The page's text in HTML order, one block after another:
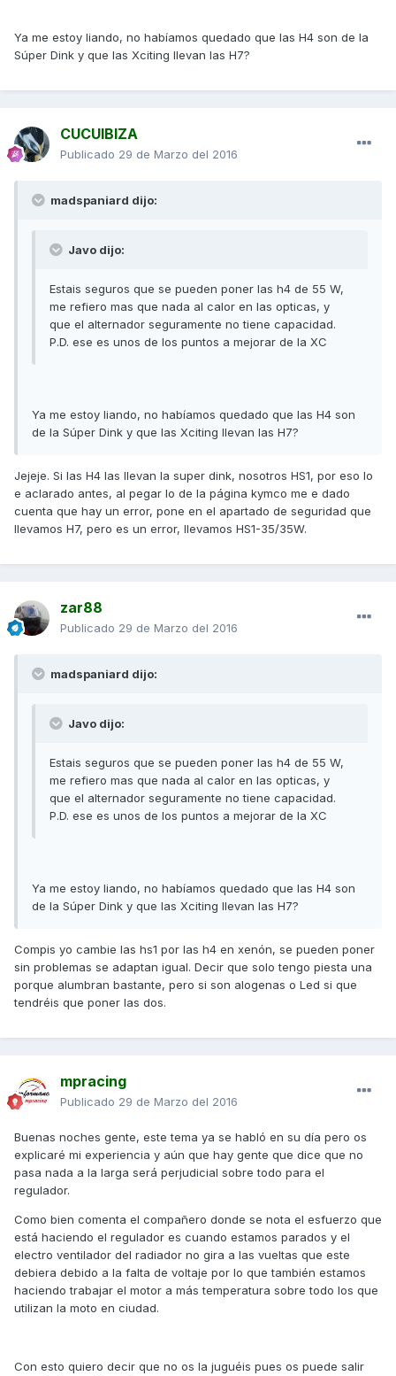
Ya me estoy liando, no habíamos quedado que las H4 son de la
Súper Dink y que las Xciting llevan las H7?
CUCUIBIZA
Publicado 29 de Marzo del 2016
madspaniard dijo:
Javo dijo:
Estais seguros que se pueden poner las h4 de 55 W,
me refiero mas que nada al calor en las opticas, y
que el alternador seguramente no tiene capacidad.
P.D. ese es unos de los puntos a mejorar de la XC
Ya me estoy liando, no habíamos quedado que las H4 son
de la Súper Dink y que las Xciting llevan las H7?
Jejeje. Si las H4 las llevan la super dink, nosotros HS1, por eso lo
e aclarado antes, al pegar lo de la página kymco me e dado
cuenta que hay un error, pone en el apartado de seguridad que
llevamos H7, pero es un error, llevamos HS1-35/35W.
zar88
Publicado 29 de Marzo del 2016
madspaniard dijo:
Javo dijo:
Estais seguros que se pueden poner las h4 de 55 W,
me refiero mas que nada al calor en las opticas, y
que el alternador seguramente no tiene capacidad.
P.D. ese es unos de los puntos a mejorar de la XC
Ya me estoy liando, no habíamos quedado que las H4 son
de la Súper Dink y que las Xciting llevan las H7?
Compis yo cambie las hs1 por las h4 en xenón, se pueden poner
sin problemas se adaptan igual. Decir que solo tengo piesta una
porque alumbran bastante, pero si son alogenas o Led si que
tendréis que poner las dos.
mpracing
Publicado 29 de Marzo del 2016
Buenas noches gente, este tema ya se habló en su día pero os
explicaré mi experiencia y aún que hay gente que dice que no
pasa nada a la larga será perjudicial sobre todo para el
regulador.
Como bien comenta el compañero donde se nota el esfuerzo que
está haciendo el regulador es cuando estamos parados y el
electro ventilador del radiador no gira a las vueltas que este
debiera debido a la falta de voltaje por lo que también estamos
haciendo trabajar el motor a más temperatura sobre todo los que
utilizan la moto en ciudad.
Con esto quiero decir que no os la juguéis pues os puede salir